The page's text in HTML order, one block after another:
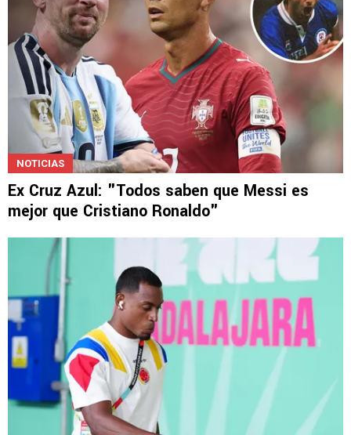
Ex Cruz Azul: "Todos saben que Messi es
mejor que Cristiano Ronaldo"